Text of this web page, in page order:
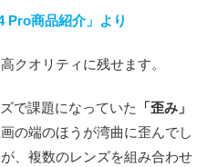
Pro商品紹介」より
クオリティに残せます。
で課題になっていた
「歪み」
の端のほうが湾曲に歪んでし
、複数のレンズを組み合わせ